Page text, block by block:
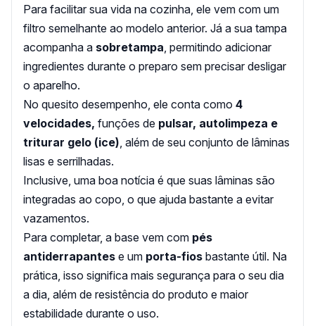
Para facilitar sua vida na cozinha, ele vem com um
filtro semelhante ao modelo anterior. Já a sua tampa
acompanha a sobretampa, permitindo adicionar
ingredientes durante o preparo sem precisar desligar
o aparelho.
No quesito desempenho, ele conta como 4
velocidades, funções de pulsar, autolimpeza e
triturar gelo (ice), além de seu conjunto de lâminas
lisas e serrilhadas.
Inclusive, uma boa notícia é que suas lâminas são
integradas ao copo, o que ajuda bastante a evitar
vazamentos.
Para completar, a base vem com pés
antiderrapantes e um porta-fios bastante útil. Na
prática, isso significa mais segurança para o seu dia
a dia, além de resistência do produto e maior
estabilidade durante o uso.